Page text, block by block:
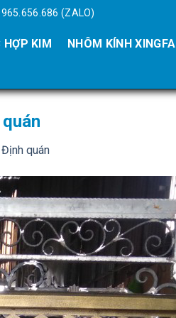
(ZALO)
HỢP KIM NHÔM KÍNH XINGFA
quán